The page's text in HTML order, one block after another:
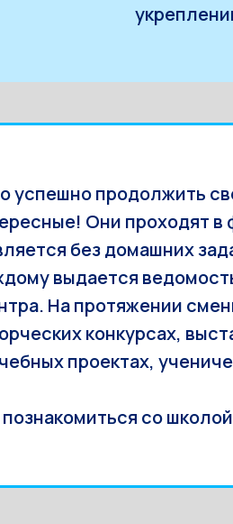
успешно продолжить
Они проходят в
без домашних
выдается
На протяжении
конкурсах,
проектах,
со